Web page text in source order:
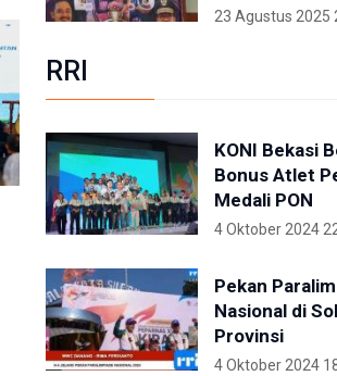
23 Agustus 2025
RRI
KONI Bekasi
Bonus Atlet
Medali PON
4 Oktober 2024
Pekan
Nasional di
Provinsi
4 Oktober 2024